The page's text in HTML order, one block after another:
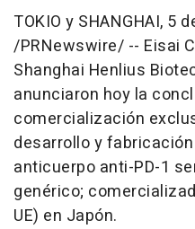
TOKIO y SHANGHAI, 5
/PRNewswire/ -- Eisai
Shanghai Henlius
anunciaron hoy la
comercialización
desarrollo y
anticuerpo anti-PD-1
genérico;
UE) en Japón.